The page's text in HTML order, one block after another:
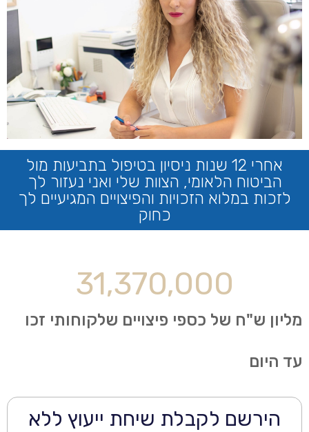
אחרי 12 שנות ניסיון בטיפול בתביעות מול
הביטוח הלאומי, הצוות שלי ואני נעזור לך
לזכות במלוא הזכויות והפיצויים המגיעיים לך
כחוק
מליון ש"ח של כספי פיצויים שלקוחותי זכו
עד היום
31,370,000
הירשם לקבלת שיחת ייעוץ ללא